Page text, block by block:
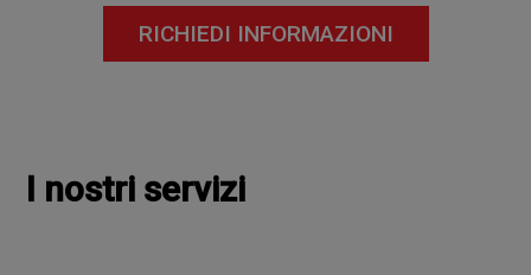
RICHIEDI INFORMAZIONI
I nostri servizi